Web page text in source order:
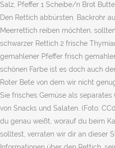
Salz, Pfeffer 1 Scheibe/n Brot
Den Rettich abbürsten. Backrohr
Meerrettich reiben möchten,
schwarzer Rettich 2 frische
gemahlener Pfeffer frisch
schönen Farbe ist es doch auch
Roter Bete von dem wir nicht
Sie frisches Gemüse als
von Snacks und Salaten. (Foto:
du genau weißt, worauf du beim
solltest, verraten wir dir an dieser